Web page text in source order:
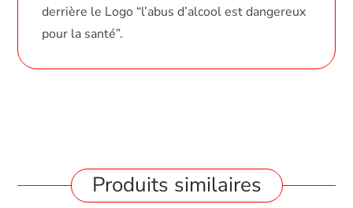
derrière le Logo “l’abus d’alcool est dangereux
pour la santé”.
Produits similaires